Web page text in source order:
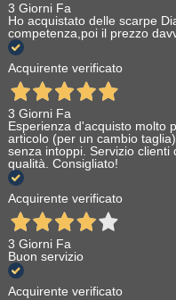
3 Giorni Fa
Ho acquistato delle scarpe
competenza,poi il prezzo
Acquirente verificato
3 Giorni Fa
Esperienza d'acquisto molto
articolo (per un cambio
senza intoppi. Servizio
qualità. Consigliato!
Acquirente verificato
3 Giorni Fa
Buon servizio
Acquirente verificato